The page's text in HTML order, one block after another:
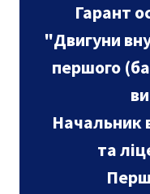
Гарант
"Двигуни
першого
Начальник
та